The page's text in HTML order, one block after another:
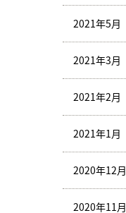
2021年5月
2021年3月
2021年2月
2021年1月
2020年12月
2020年11月